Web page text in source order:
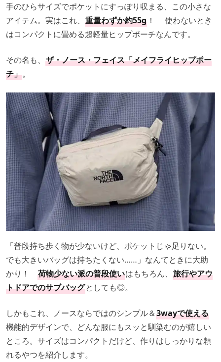
手のひらサイズでポケットにすっぽり収まる、この小さな
アイテム。実はこれ、 重量わずか約55g ！ 使わないとき
はコンパクトに畳める超軽量ヒップポーチなんです。
その名も、 ザ・ノース・フェイス「メイフライヒップポー
チ」。
「普段持ち歩く物が少ないけど、ポケットじゃ足りない。
でも大きいバッグは持ちたくない……」なんてときに大助
かり！ 荷物少ない派の普段使いはもちろん、 旅行やアウ
トドアでのサブバッグとしても◎。
しかもこれ、ノースならではのシンプル＆3wayで使える
機能的デザインで、どんな服にもスッと馴染むのが嬉しい
ところ。サイズはコンパクトだけど、作りはしっかりな頼
れるやつを紹介します。